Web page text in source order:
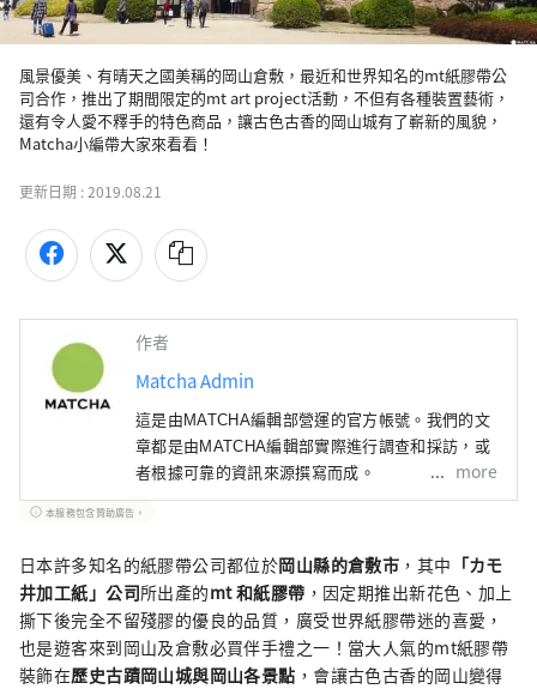
風景優美、有晴天之國美稱的岡山倉敷，最近和世界知名的mt紙膠帶公
司合作，推出了期間限定的mt art project活動，不但有各種裝置藝術，
還有令人愛不釋手的特色商品，讓古色古香的岡山城有了嶄新的風貌，
Matcha小編帶大家來看看！
更新日期 :2019.08.21
作者
Matcha Admin
這是由MATCHA編輯部營運的官方帳號。我們的文
章都是由MATCHA編輯部實際進行調查和採訪，或
者根據可靠的資訊來源撰寫而成。
more
本服務包含贊助廣告。
日本許多知名的紙膠帶公司都位於岡山縣的倉敷市 ，其中 「カモ
井加工紙」公司所出產的mt 和紙膠帶 ，因定期推出新花色、加上
撕下後完全不留殘膠的優良的品質，廣受世界紙膠帶迷的喜愛，
也是遊客來到岡山及倉敷必買伴手禮之一！當大人氣的mt紙膠帶
裝飾在歷史古蹟岡山城與岡山各景點 ，會讓古色古香的岡山變得